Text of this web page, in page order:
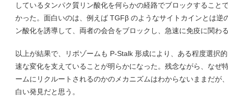
しているタンパク質リン酸化を何らかの経路でブロックすること
かった。面白いのは、例えば TGFβ のようなサイトカインとは逆
ン酸化を誘導して、両者の会合をブロックし、急速に免疫に関わ
以上が結果で、リボゾームも P-Stalk 形成により、ある程度選択
速な変化を支えていることが明らかになった。残念ながら、なぜ
ームにリクルートされるのかのメカニズムはわからないままだが
白い発見だと思う。